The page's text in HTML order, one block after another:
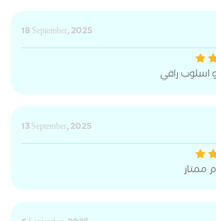
18 September, 2025
اسلوب راقي
13 September, 2025
ممتاز